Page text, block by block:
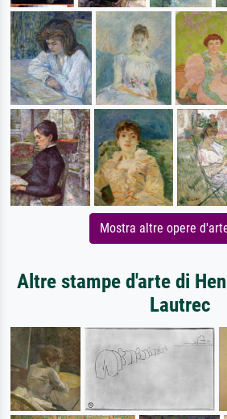
Mostra altre opere
Altre stampe d'arte di
Lautrec